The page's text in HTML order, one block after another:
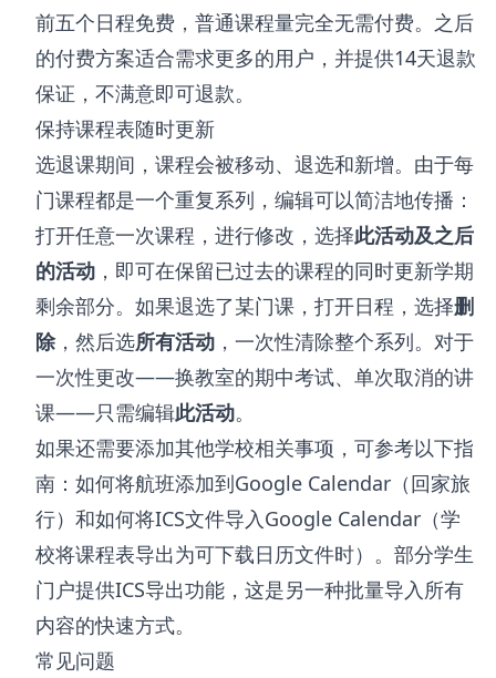
前五个日程免费，普通课程量完全无需付费。之后
的付费方案适合需求更多的用户，并提供14天退款
保证，不满意即可退款。
保持课程表随时更新
选退课期间，课程会被移动、退选和新增。由于每
门课程都是一个重复系列，编辑可以简洁地传播：
打开任意一次课程，进行修改，选择此活动及之后
的活动 ，即可在保留已过去的课程的同时更新学期
剩余部分。如果退选了某门课，打开日程，选择删
除，然后选所有活动 ，一次性清除整个系列。对于
一次性更改——换教室的期中考试、单次取消的讲
课——只需编辑此活动。
如果还需要添加其他学校相关事项，可参考以下指
南： 如何将航班添加到Google Calendar （回家旅
行）和如何将ICS文件导入Google Calendar （学
校将课程表导出为可下载日历文件时）。部分学生
门户提供ICS导出功能，这是另一种批量导入所有
内容的快速方式。
常见问题